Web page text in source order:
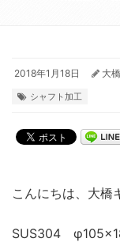
2018年1月18日 大
シャフト加工
こんにちは、大橋
SUS304